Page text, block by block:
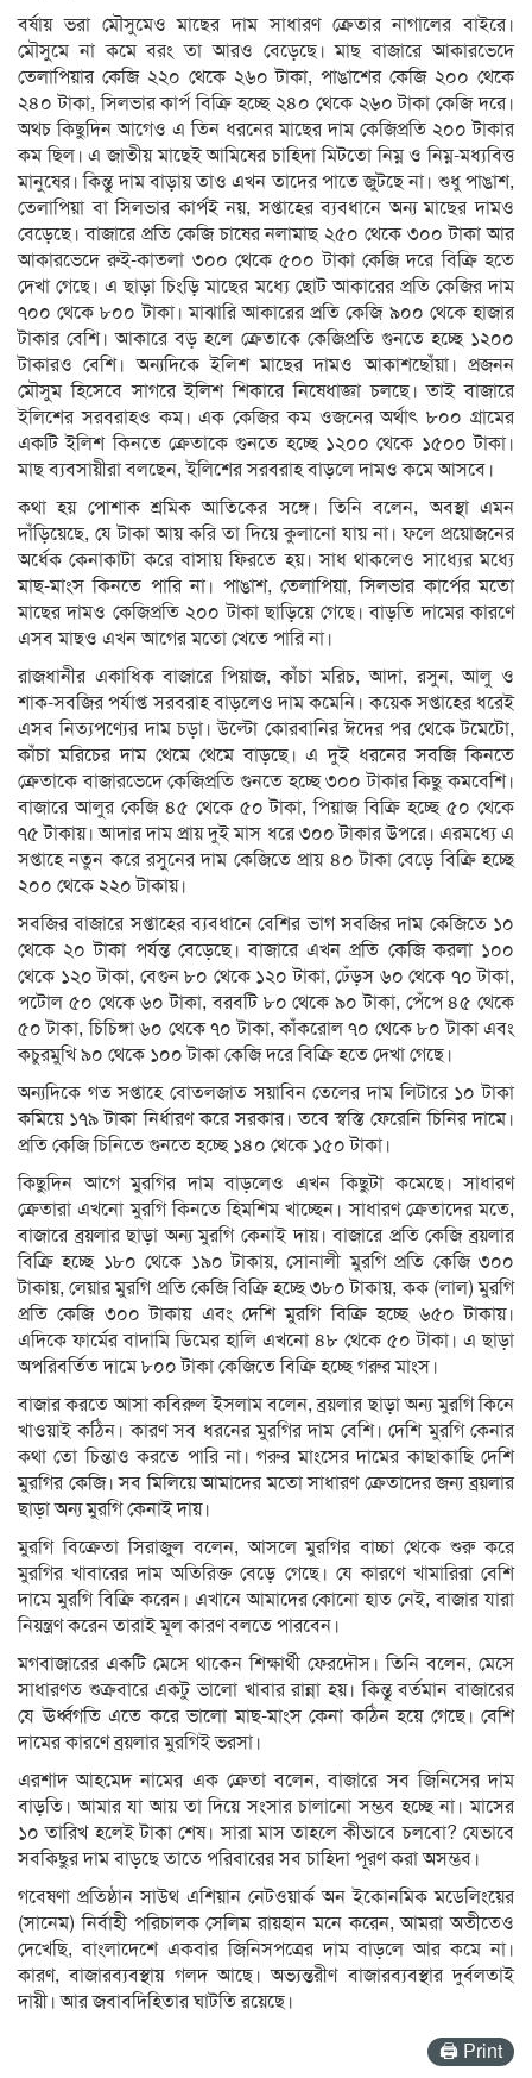
বর্ষায় ভরা মৌসুমেও মাছের দাম সাধারণ ক্রেতার নাগালের বাইরে।
মৌসুমে না কমে বরং তা আরও বেড়েছে। মাছ বাজারে আকারভেদে
তেলাপিয়ার কেজি ২২০ থেকে ২৬০ টাকা, পাঙাশের কেজি ২০০ থেকে
২৪০ টাকা, সিলভার কার্প বিক্রি হচ্ছে ২৪০ থেকে ২৬০ টাকা কেজি দরে।
অথচ কিছুদিন আগেও এ তিন ধরনের মাছের দাম কেজিপ্রতি ২০০ টাকার
কম ছিল। এ জাতীয় মাছেই আমিষের চাহিদা মিটতো নিম্ন ও নিম্ন-মধ্যবিত্ত
মানুষের। কিন্তু দাম বাড়ায় তাও এখন তাদের পাতে জুটছে না। শুধু পাঙাশ,
তেলাপিয়া বা সিলভার কার্পই নয়, সপ্তাহের ব্যবধানে অন্য মাছের দামও
বেড়েছে। বাজারে প্রতি কেজি চাষের নলামাছ ২৫০ থেকে ৩০০ টাকা আর
আকারভেদে রুই-কাতলা ৩০০ থেকে ৫০০ টাকা কেজি দরে বিক্রি হতে
দেখা গেছে। এ ছাড়া চিংড়ি মাছের মধ্যে ছোট আকারের প্রতি কেজির দাম
৭০০ থেকে ৮০০ টাকা। মাঝারি আকারের প্রতি কেজি ৯০০ থেকে হাজার
টাকার বেশি। আকারে বড় হলে ক্রেতাকে কেজিপ্রতি গুনতে হচ্ছে ১২০০
টাকারও বেশি। অন্যদিকে ইলিশ মাছের দামও আকাশছোঁয়া। প্রজনন
মৌসুম হিসেবে সাগরে ইলিশ শিকারে নিষেধাজ্ঞা চলছে। তাই বাজারে
ইলিশের সরবরাহও কম। এক কেজির কম ওজনের অর্থাৎ ৮০০ গ্রামের
একটি ইলিশ কিনতে ক্রেতাকে গুনতে হচ্ছে ১২০০ থেকে ১৫০০ টাকা।
মাছ ব্যবসায়ীরা বলছেন, ইলিশের সরবরাহ বাড়লে দামও কমে আসবে।
কথা হয় পোশাক শ্রমিক আতিকের সঙ্গে। তিনি বলেন, অবস্থা এমন
দাঁড়িয়েছে, যে টাকা আয় করি তা দিয়ে কুলানো যায় না। ফলে প্রয়োজনের
অর্ধেক কেনাকাটা করে বাসায় ফিরতে হয়। সাধ থাকলেও সাধ্যের মধ্যে
মাছ-মাংস কিনতে পারি না। পাঙাশ, তেলাপিয়া, সিলভার কার্পের মতো
মাছের দামও কেজিপ্রতি ২০০ টাকা ছাড়িয়ে গেছে। বাড়তি দামের কারণে
এসব মাছও এখন আগের মতো খেতে পারি না।
রাজধানীর একাধিক বাজারে পিয়াজ, কাঁচা মরিচ, আদা, রসুন, আলু ও
শাক-সবজির পর্যাপ্ত সরবরাহ বাড়লেও দাম কমেনি। কয়েক সপ্তাহের ধরেই
এসব নিত্যপণ্যের দাম চড়া। উল্টো কোরবানির ঈদের পর থেকে টমেটো,
কাঁচা মরিচের দাম থেমে থেমে বাড়ছে। এ দুই ধরনের সবজি কিনতে
ক্রেতাকে বাজারভেদে কেজিপ্রতি গুনতে হচ্ছে ৩০০ টাকার কিছু কমবেশি।
বাজারে আলুর কেজি ৪৫ থেকে ৫০ টাকা, পিয়াজ বিক্রি হচ্ছে ৫০ থেকে
৭৫ টাকায়। আদার দাম প্রায় দুই মাস ধরে ৩০০ টাকার উপরে। এরমধ্যে এ
সপ্তাহে নতুন করে রসুনের দাম কেজিতে প্রায় ৪০ টাকা বেড়ে বিক্রি হচ্ছে
২০০ থেকে ২২০ টাকায়।
সবজির বাজারে সপ্তাহের ব্যবধানে বেশির ভাগ সবজির দাম কেজিতে ১০
থেকে ২০ টাকা পর্যন্ত বেড়েছে। বাজারে এখন প্রতি কেজি করলা ১০০
থেকে ১২০ টাকা, বেগুন ৮০ থেকে ১২০ টাকা, ঢেঁড়স ৬০ থেকে ৭০ টাকা,
পটোল ৫০ থেকে ৬০ টাকা, বরবটি ৮০ থেকে ৯০ টাকা, পেঁপে ৪৫ থেকে
৫০ টাকা, চিচিঙ্গা ৬০ থেকে ৭০ টাকা, কাঁকরোল ৭০ থেকে ৮০ টাকা এবং
কচুরমুখি ৯০ থেকে ১০০ টাকা কেজি দরে বিক্রি হতে দেখা গেছে।
অন্যদিকে গত সপ্তাহে বোতলজাত সয়াবিন তেলের দাম লিটারে ১০ টাকা
কমিয়ে ১৭৯ টাকা নির্ধারণ করে সরকার। তবে স্বস্তি ফেরেনি চিনির দামে।
প্রতি কেজি চিনিতে গুনতে হচ্ছে ১৪০ থেকে ১৫০ টাকা।
কিছুদিন আগে মুরগির দাম বাড়লেও এখন কিছুটা কমেছে। সাধারণ
ক্রেতারা এখনো মুরগি কিনতে হিমশিম খাচ্ছেন। সাধারণ ক্রেতাদের মতে,
বাজারে ব্রয়লার ছাড়া অন্য মুরগি কেনাই দায়। বাজারে প্রতি কেজি ব্রয়লার
বিক্রি হচ্ছে ১৮০ থেকে ১৯০ টাকায়, সোনালী মুরগি প্রতি কেজি ৩০০
টাকায়, লেয়ার মুরগি প্রতি কেজি বিক্রি হচ্ছে ৩৮০ টাকায়, কক (লাল) মুরগি
প্রতি কেজি ৩০০ টাকায় এবং দেশি মুরগি বিক্রি হচ্ছে ৬৫০ টাকায়।
এদিকে ফার্মের বাদামি ডিমের হালি এখনো ৪৮ থেকে ৫০ টাকা। এ ছাড়া
অপরিবর্তিত দামে ৮০০ টাকা কেজিতে বিক্রি হচ্ছে গরুর মাংস।
বাজার করতে আসা কবিরুল ইসলাম বলেন, ব্রয়লার ছাড়া অন্য মুরগি কিনে
খাওয়াই কঠিন। কারণ সব ধরনের মুরগির দাম বেশি। দেশি মুরগি কেনার
কথা তো চিন্তাও করতে পারি না। গরুর মাংসের দামের কাছাকাছি দেশি
মুরগির কেজি। সব মিলিয়ে আমাদের মতো সাধারণ ক্রেতাদের জন্য ব্রয়লার
ছাড়া অন্য মুরগি কেনাই দায়।
মুরগি বিক্রেতা সিরাজুল বলেন, আসলে মুরগির বাচ্চা থেকে শুরু করে
মুরগির খাবারের দাম অতিরিক্ত বেড়ে গেছে। যে কারণে খামারিরা বেশি
দামে মুরগি বিক্রি করেন। এখানে আমাদের কোনো হাত নেই, বাজার যারা
নিয়ন্ত্রণ করেন তারাই মূল কারণ বলতে পারবেন।
মগবাজারের একটি মেসে থাকেন শিক্ষার্থী ফেরদৌস। তিনি বলেন, মেসে
সাধারণত শুক্রবারে একটু ভালো খাবার রান্না হয়। কিন্তু বর্তমান বাজারের
যে ঊর্ধ্বগতি এতে করে ভালো মাছ-মাংস কেনা কঠিন হয়ে গেছে। বেশি
দামের কারণে ব্রয়লার মুরগিই ভরসা।
এরশাদ আহমেদ নামের এক ক্রেতা বলেন, বাজারে সব জিনিসের দাম
বাড়তি। আমার যা আয় তা দিয়ে সংসার চালানো সম্ভব হচ্ছে না। মাসের
১০ তারিখ হলেই টাকা শেষ। সারা মাস তাহলে কীভাবে চলবো? যেভাবে
সবকিছুর দাম বাড়ছে তাতে পরিবারের সব চাহিদা পূরণ করা অসম্ভব।
গবেষণা প্রতিষ্ঠান সাউথ এশিয়ান নেটওয়ার্ক অন ইকোনমিক মডেলিংয়ের
(সানেম) নির্বাহী পরিচালক সেলিম রায়হান মনে করেন, আমরা অতীতেও
দেখেছি, বাংলাদেশে একবার জিনিসপত্রের দাম বাড়লে আর কমে না।
কারণ, বাজারব্যবস্থায় গলদ আছে। অভ্যন্তরীণ বাজারব্যবস্থার দুর্বলতাই
দায়ী। আর জবাবদিহিতার ঘাটতি রয়েছে।
🖨 Print